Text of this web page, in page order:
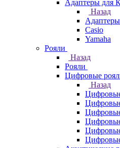
Адаптеры для
Назад
Casio
Yamaha
Рояли
Назад
Рояли
Цифровые
Назад